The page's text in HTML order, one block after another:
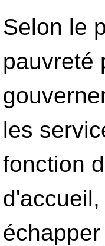
Selon le
pauvreté
les
fonction